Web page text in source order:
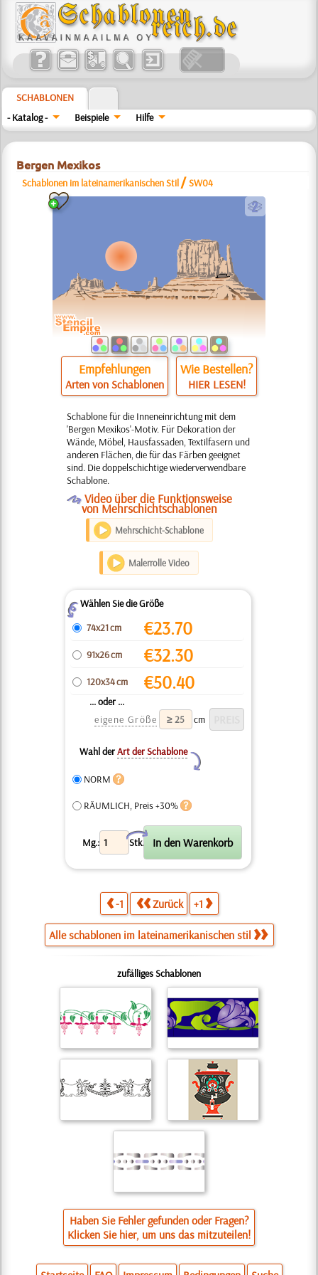
SCHABLONEN
- Katalog -
Beispiele Hilfe
Bergen Mexikos
Schablonen im lateinamerikanischen Stil /SW04
b
Empfehlungen
Arten von Schablonen
Wie Bestellen?
HIER LESEN!
Schablone für die Inneneinrichtung mit dem
'Bergen Mexikos'-Motiv. Für Dekoration der
Wände, Möbel, Hausfassaden, Textilfasern und
anderen Flächen, die für das Färben geeignet
sind. Die doppelschichtige wiederverwendbare
Schablone.
O Video über die Funktionsweise
von Mehrschichtschablonen
Mehrschicht-Schablone
Malerrolle Video
ZWählen Sie die Größe
74x21 cm
€23.70
91x26 cm €32.30
120x34 cm €50.40
... oder ...
eigene Größe
cm
Wahl derArt der Schablone
Y
NORM
RÄUMLICH, Preis +30%
Mg.: Stk.
X
-1 Zurück +1
Alle schablonen im lateinamerikanischen stil
zufälliges Schablonen
Haben Sie Fehler gefunden oder Fragen?
Klicken Sie hier, um uns das mitzuteilen!